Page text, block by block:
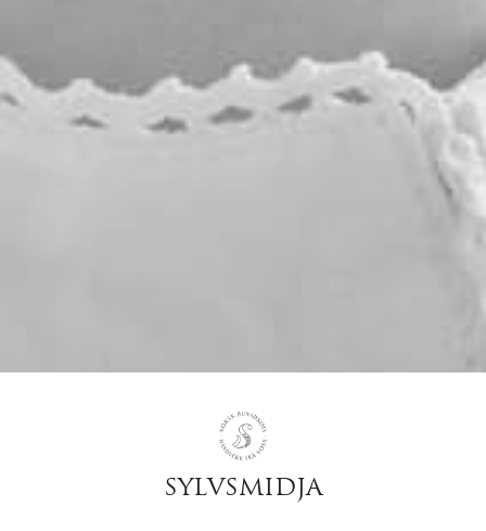
SYLVSMIDJA